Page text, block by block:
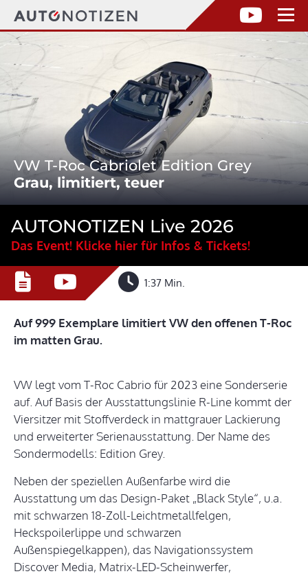
VW T-Roc Cabriolet Edition Grey
Grau, limitiert, teuer
AUTONOTIZEN Live 2026
Das Event! Klicke hier für Infos & Tickets!
1:37 Min.
Auf 999 Exemplare limitiert VW den offenen T-Roc
im matten Grau.
VW legt vom T-Roc Cabrio für 2023 eine Sonderserie
auf. Auf Basis der Ausstattungslinie R-Line kommt der
Viersitzer mit Stoffverdeck in mattgrauer Lackierung
und erweiterter Serienausstattung. Der Name des
Sondermodells: Edition Grey.
Neben der speziellen Außenfarbe wird die
Ausstattung um das Design-Paket „Black Style“, u.a.
mit schwarzen 18-Zoll-Leichtmetallfelgen,
Heckspoilerlippe und schwarzen
Außenspiegelkappen), das Navigationssystem
Discover Media, Matrix-LED-Scheinwerfer,